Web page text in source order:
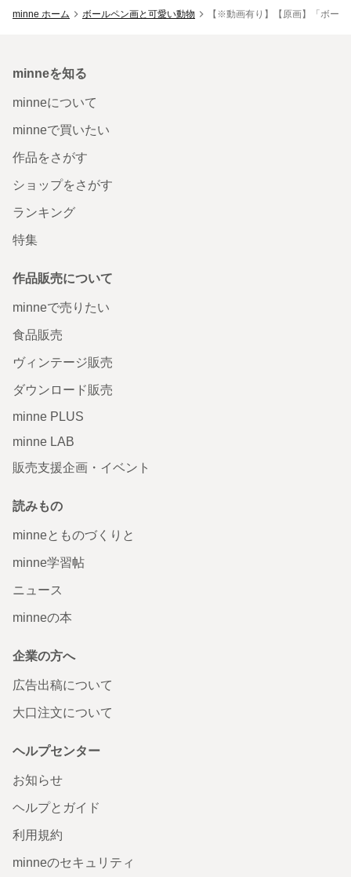
minne ホーム
ボールペン画と可愛い動物 【※動画有り】【原画】「ボー
minneを知る
minneについて
minneで買いたい
作品をさがす
ショップをさがす
ランキング
特集
作品販売について
minneで売りたい
食品販売
ヴィンテージ販売
ダウンロード販売
minne PLUS
minne LAB
販売支援企画・イベント
読みもの
minneとものづくりと
minne学習帖
ニュース
minneの本
企業の方へ
広告出稿について
大口注文について
ヘルプセンター
お知らせ
ヘルプとガイド
利用規約
minneのセキュリティ